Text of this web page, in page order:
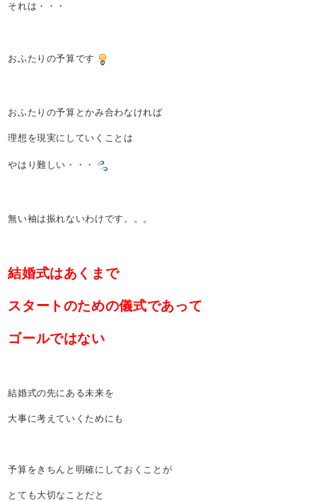
それは・・・
おふたりの予算です
おふたりの予算とかみ合わなければ
理想を現実にしていくことは
やはり難しい・・・
無い袖は振れないわけです。。。
結婚式はあくまで
スタートのための儀式であって
ゴールではない
結婚式の先にある未来を
大事に考えていくためにも
予算をきちんと明確にしておくことが
とても大切なことだと